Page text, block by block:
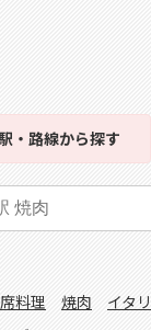
・路線から探す
料理 焼肉 イタ